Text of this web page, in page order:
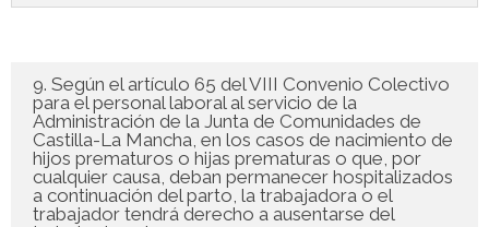
9. Según el artículo 65 del VIII Convenio Colectivo
para el personal laboral al servicio de la
Administración de la Junta de Comunidades de
Castilla-La Mancha, en los casos de nacimiento de
hijos prematuros o hijas prematuras o que, por
cualquier causa, deban permanecer hospitalizados
a continuación del parto, la trabajadora o el
trabajador tendrá derecho a ausentarse del